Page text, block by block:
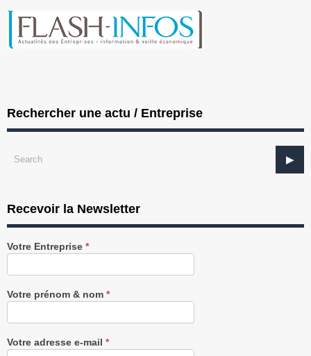
Rechercher une actu / Entreprise
Recevoir la Newsletter
Recevez
notre
gratuitement
Votre Entreprise *
Votre prénom & nom *
Votre adresse e-mail *